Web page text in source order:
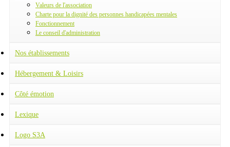
Valeurs de l'association
Charte pour la dignité des personnes handicapées mentales
Fonctionnement
Le conseil d'administration
Nos établissements
Institut Médico-Educatif (IME)
Hébergement & Loisirs
Terrasses de Lydie
Côté émotion
Quand le destin choisit... les bénévoles
Lexique
Logo S3A